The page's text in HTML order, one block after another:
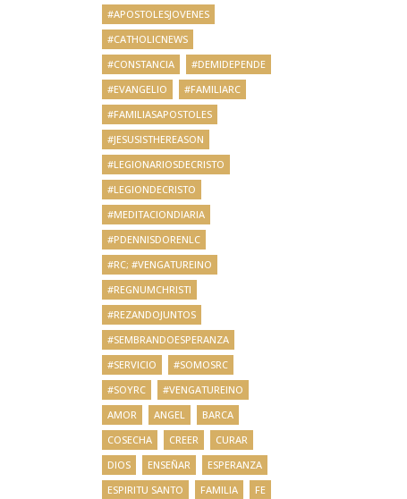
#APOSTOLESJOVENES
#CATHOLICNEWS
#CONSTANCIA
#DEMIDEPENDE
#EVANGELIO
#FAMILIARC
#FAMILIASAPOSTOLES
#JESUSISTHEREASON
#LEGIONARIOSDECRISTO
#LEGIONDECRISTO
#MEDITACIONDIARIA
#PDENNISDORENLC
#RC; #VENGATUREINO
#REGNUMCHRISTI
#REZANDOJUNTOS
#SEMBRANDOESPERANZA
#SERVICIO
#SOMOSRC
#SOYRC
#VENGATUREINO
AMOR
ANGEL
BARCA
COSECHA
CREER
CURAR
DIOS
ENSEÑAR
ESPERANZA
ESPIRITU SANTO
FAMILIA FE